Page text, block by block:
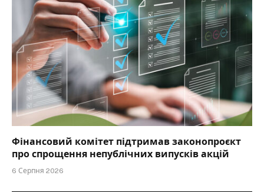
Фінансовий комітет підтримав законопроєкт
про спрощення непублічних випусків акцій
6 Серпня 2026